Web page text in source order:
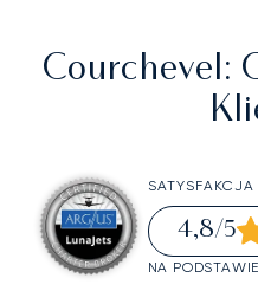
Courchevel:
SATYSFAKCJA
4,8/5
NA